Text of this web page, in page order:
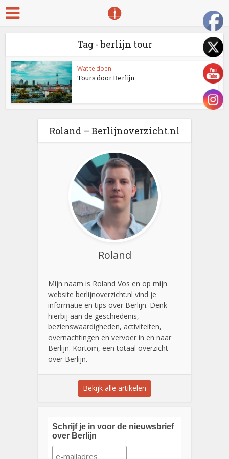
Tag - berlijn tour
Wat te doen
Tours door Berlijn
Roland – Berlijnoverzicht.nl
Roland
Mijn naam is Roland Vos en op mijn
website berlijnoverzicht.nl vind je
informatie en tips over Berlijn. Denk
hierbij aan de geschiedenis,
bezienswaardigheden, activiteiten,
overnachtingen en vervoer in en naar
Berlijn. Kortom, een totaal overzicht
over Berlijn.
Bekijk alle artikelen
Schrijf je in voor de nieuwsbrief
over Berlijn